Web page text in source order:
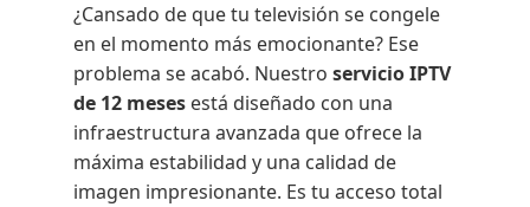
¿Cansado de que tu televisión se congele
en el momento más emocionante? Ese
problema se acabó. Nuestroservicio IPTV
de 12 meses está diseñado con una
infraestructura avanzada que ofrece la
máxima estabilidad y una calidad de
imagen impresionante. Es tu acceso total